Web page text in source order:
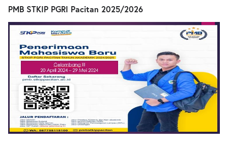
PMB STKIP PGRI Pacitan 2025/2026